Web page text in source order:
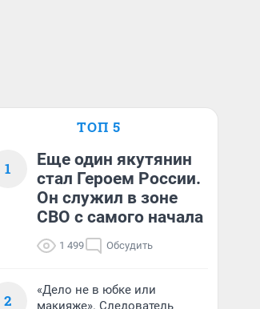
ТОП 5
1
Еще один якутянин
стал Героем России.
Он служил в зоне
СВО с самого начала
1 499 Обсудить
2
«Дело не в юбке или
макияже». Следователь